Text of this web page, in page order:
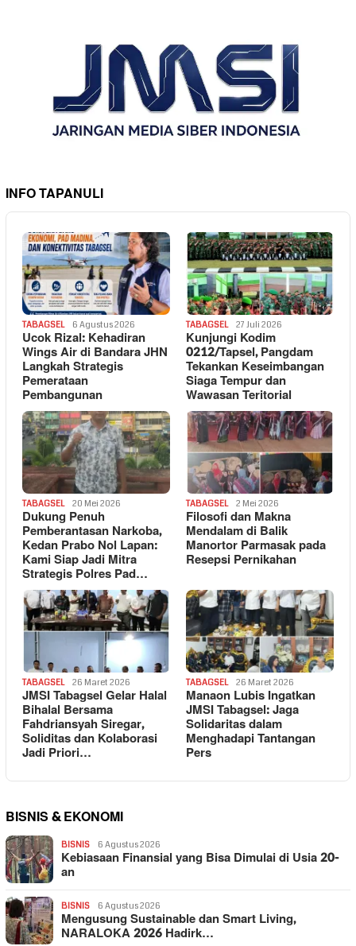
INFO TAPANULI
TABAGSEL 6 Agustus 2026
Ucok Rizal: Kehadiran
Wings Air di Bandara JHN
Langkah Strategis
Pemerataan
Pembangunan
TABAGSEL 27 Juli 2026
Kunjungi Kodim
0212/Tapsel, Pangdam
Tekankan Keseimbangan
Siaga Tempur dan
Wawasan Teritorial
TABAGSEL 20 Mei 2026
Dukung Penuh
Pemberantasan Narkoba,
Kedan Prabo Nol Lapan:
Kami Siap Jadi Mitra
Strategis Polres Pad…
TABAGSEL 2 Mei 2026
Filosofi dan Makna
Mendalam di Balik
Manortor Parmasak pada
Resepsi Pernikahan
TABAGSEL 26 Maret 2026
JMSI Tabagsel Gelar Halal
Bihalal Bersama
Fahdriansyah Siregar,
Soliditas dan Kolaborasi
Jadi Priori…
TABAGSEL 26 Maret 2026
Manaon Lubis Ingatkan
JMSI Tabagsel: Jaga
Solidaritas dalam
Menghadapi Tantangan
Pers
BISNIS & EKONOMI
BISNIS 6 Agustus 2026
Kebiasaan Finansial yang Bisa Dimulai di Usia 20-
an
BISNIS 6 Agustus 2026
Mengusung Sustainable dan Smart Living,
NARALOKA 2026 Hadirk…